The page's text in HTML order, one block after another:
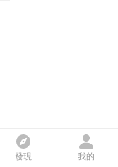
發現 我的